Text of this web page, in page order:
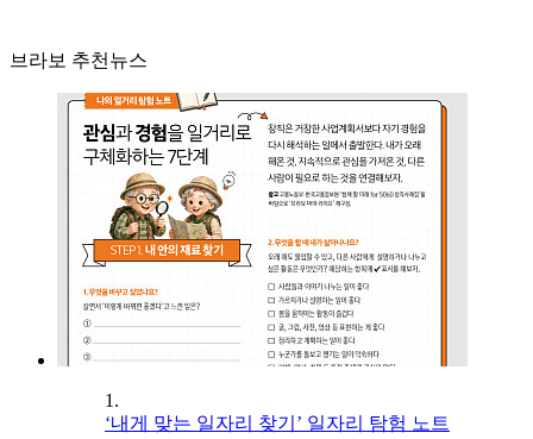
브라보 추천뉴스
1.
‘내게 맞는 일자리 찾기’ 일자리 탐험 노트